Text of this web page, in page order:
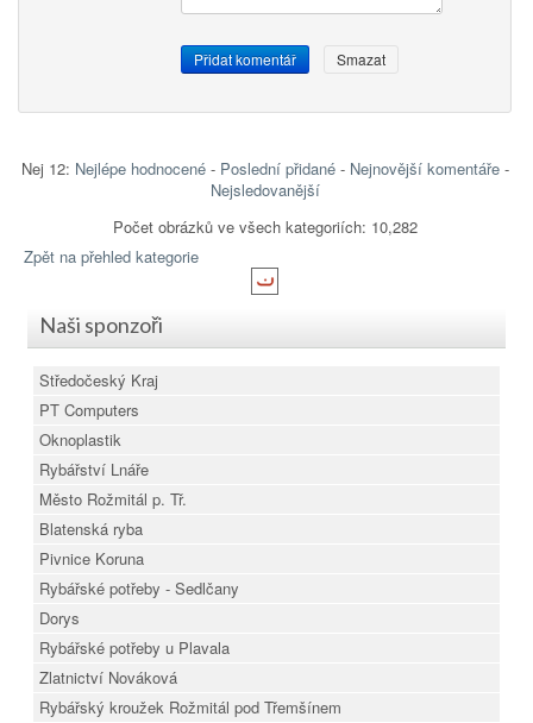
Nej 12: Nejlépe hodnocené- Poslední přidané- Nejnovější komentáře-
Nejsledovanější
Počet obrázků ve všech kategoriích: 10,282
Zpět na přehled kategorie
Naši sponzoři
Středočeský Kraj
PT Computers
Oknoplastik
Rybářství Lnáře
Město Rožmitál p. Tř.
Blatenská ryba
Pivnice Koruna
Rybářské potřeby - Sedlčany
Dorys
Rybářské potřeby u Plavala
Zlatnictví Nováková
Rybářský kroužek Rožmitál pod Třemšínem